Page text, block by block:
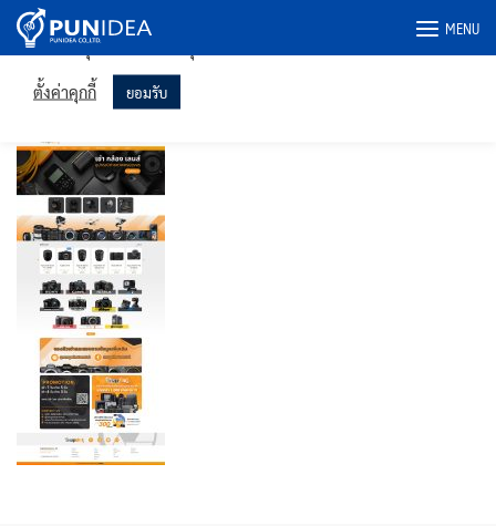
Skip
MENU
snapshotrent-pc
เราใช้คุกกี้ในเว็บไซต์ของเราเพื่อให้คุณได้รับประสบการณ์ที่เกี่ยวข้อง
มากที่สุดโดยจดจำการตั้งค่าของคุณและเข้าชมซ้ำ การคลิก "ยอมรับ"
แสดงว่าคุณยินยอมให้ใช้คุกกี้ทั้งหมด
ตั้งค่าคุกกี้ ยอมรับ